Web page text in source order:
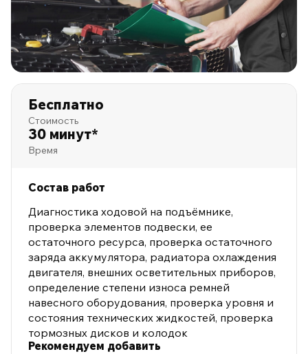
Бесплатно
Стоимость
30 минут*
Время
Состав работ
Диагностика ходовой на подъёмнике,
проверка элементов подвески, ее
остаточного ресурса, проверка остаточного
заряда аккумулятора, радиатора охлаждения
двигателя, внешних осветительных приборов,
определение степени износа ремней
навесного оборудования, проверка уровня и
состояния технических жидкостей, проверка
тормозных дисков и колодок
Рекомендуем добавить